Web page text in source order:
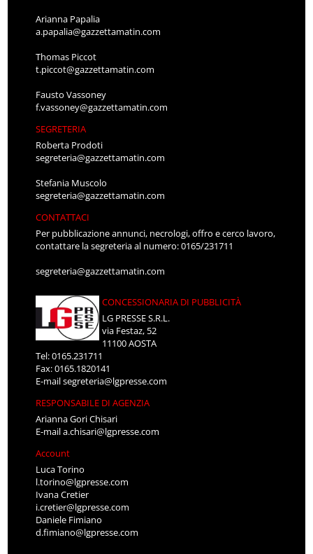
Arianna Papalia
a.papalia@gazzettamatin.com
Thomas Piccot
t.piccot@gazzettamatin.com
Fausto Vassoney
f.vassoney@gazzettamatin.com
SEGRETERIA
Roberta Prodoti
segreteria@gazzettamatin.com
Stefania Muscolo
segreteria@gazzettamatin.com
CONTATTACI
Per pubblicazione annunci, necrologi, offro e cerco lavoro,
contattare la segreteria al numero: 0165/231711
segreteria@gazzettamatin.com
CONCESSIONARIA DI PUBBLICITÀ
LG PRESSE S.R.L.
via Festaz, 52
11100 AOSTA
Tel: 0165.231711
Fax: 0165.1820141
E-mailsegreteria@lgpresse.com
RESPONSABILE DI AGENZIA
Arianna Gori Chisari
E-maila.chisari@lgpresse.com
Account
Luca Torino
l.torino@lgpresse.com
Ivana Cretier
i.cretier@lgpresse.com
Daniele Fimiano
d.fimiano@lgpresse.com